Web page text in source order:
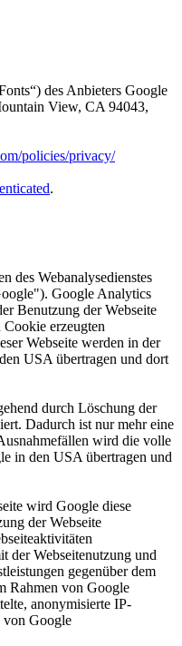
des Anbieters Google
View, CA 94043,
policies/privacy/
.
des Webanalysedienstes
Google Analytics
Benutzung der Webseite
erzeugten
Webseite werden in der
USA übertragen und dort
durch Löschung der
Dadurch ist nur mehr eine
wird die volle
in den USA übertragen und
wird Google diese
der Webseite
der Webseitenutzung und
gegenüber dem
Rahmen von Google
anonymisierte IP-
von Google